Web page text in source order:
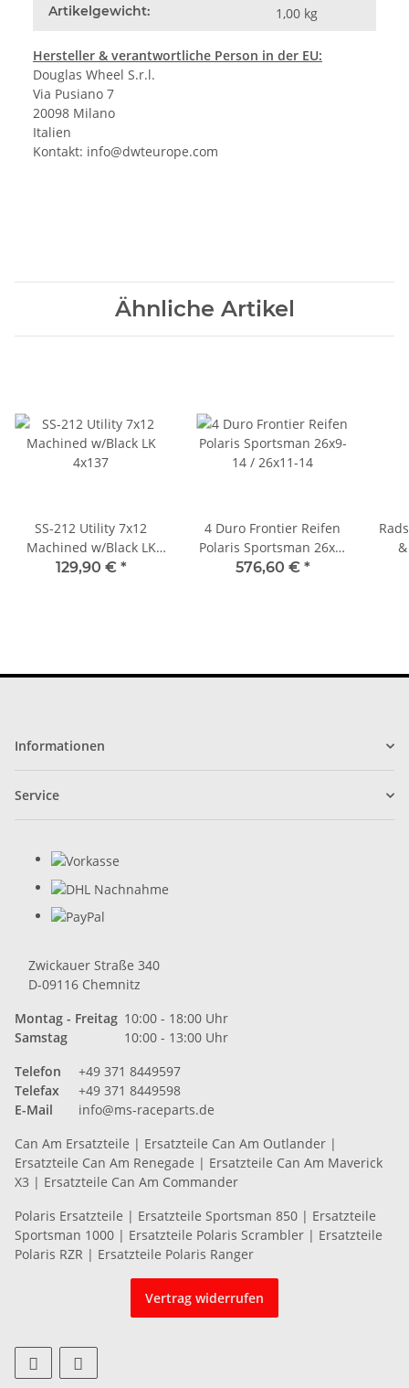
Artikelgewicht: 1,00 kg
Hersteller & verantwortliche Person in der EU:
Douglas Wheel S.r.l.
Via Pusiano 7
20098 Milano
Italien
Kontakt: info@dwteurope.com
Ähnliche Artikel
SS-212 Utility 7x12
Machined w/Black LK
4x137
129,90 € *
4 Duro Frontier Reifen
Polaris Sportsman 26x9-
14 / 26x11-14
576,60 € *
Informationen
Service
Zwickauer Straße 340
D-09116 Chemnitz
Montag - Freitag 10:00 - 18:00 Uhr
Samstag
10:00 - 13:00 Uhr
Telefon
+49 371 8449597
Telefax
+49 371 8449598
E-Mail
info@ms-raceparts.de
Can Am Ersatzteile | Ersatzteile Can Am Outlander |
Ersatzteile Can Am Renegade | Ersatzteile Can Am Maverick
X3 | Ersatzteile Can Am Commander
Polaris Ersatzteile | Ersatzteile Sportsman 850 | Ersatzteile
Sportsman 1000 | Ersatzteile Polaris Scrambler | Ersatzteile
Polaris RZR | Ersatzteile Polaris Ranger
Vertrag widerrufen